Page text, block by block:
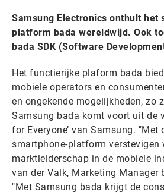
Samsung Electronics onthult het
platform bada wereldwijd. Ook
bada SDK (Software
Het functierijke plaform bada
mobiele operators en
en ongekende mogelijkheden, zo
Samsung bada komt voort uit de
for Everyone’ van Samsung. "Met
smartphone-platform verstevigen
marktleiderschap in de mobiele
van der Valk, Marketing Manager
"Met Samsung bada krijgt de